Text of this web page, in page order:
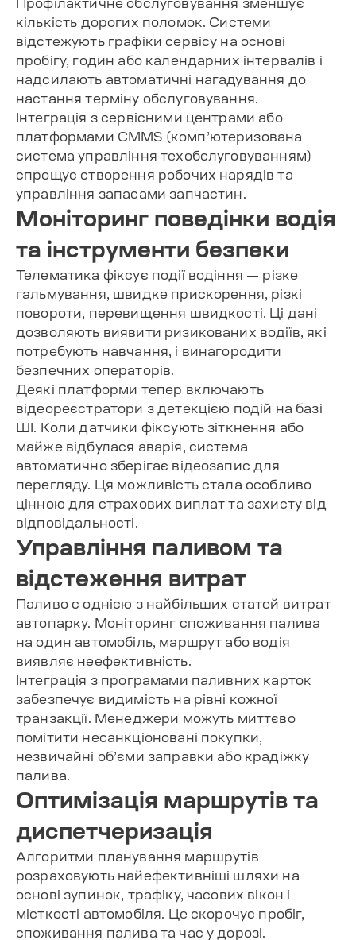
Профілактичне обслуговування зменшує
кількість дорогих поломок. Системи
відстежують графіки сервісу на основі
пробігу, годин або календарних інтервалів і
надсилають автоматичні нагадування до
настання терміну обслуговування.
Інтеграція з сервісними центрами або
платформами CMMS (комп’ютеризована
система управління техобслуговуванням)
спрощує створення робочих нарядів та
управління запасами запчастин.
Моніторинг поведінки водія
та інструменти безпеки
Телематика фіксує події водіння — різке
гальмування, швидке прискорення, різкі
повороти, перевищення швидкості. Ці дані
дозволяють виявити ризикованих водіїв, які
потребують навчання, і винагородити
безпечних операторів.
Деякі платформи тепер включають
відеореєстратори з детекцією подій на базі
ШІ. Коли датчики фіксують зіткнення або
майже відбулася аварія, система
автоматично зберігає відеозапис для
перегляду. Ця можливість стала особливо
цінною для страхових виплат та захисту від
відповідальності.
Управління паливом та
відстеження витрат
Паливо є однією з найбільших статей витрат
автопарку. Моніторинг споживання палива
на один автомобіль, маршрут або водія
виявляє неефективність.
Інтеграція з програмами паливних карток
забезпечує видимість на рівні кожної
транзакції. Менеджери можуть миттєво
помітити несанкціоновані покупки,
незвичайні об’єми заправки або крадіжку
палива.
Оптимізація маршрутів та
диспетчеризація
Алгоритми планування маршрутів
розраховують найефективніші шляхи на
основі зупинок, трафіку, часових вікон і
місткості автомобіля. Це скорочує пробіг,
споживання палива та час у дорозі.